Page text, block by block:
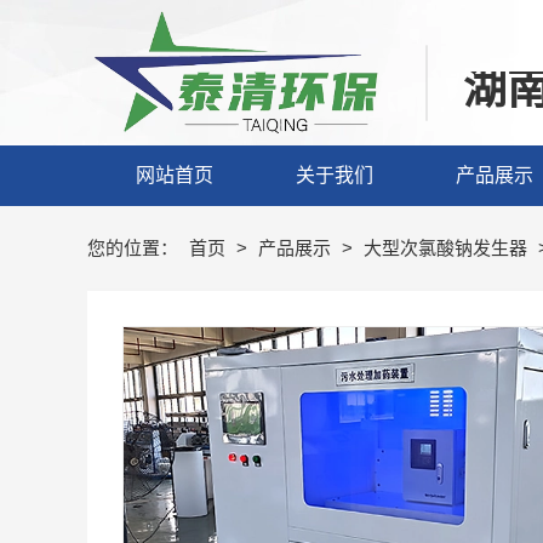
网站首页 关于我们 产品展示
湖
您的位置： 首页 > 产品展示 > 大型次氯酸钠发生器